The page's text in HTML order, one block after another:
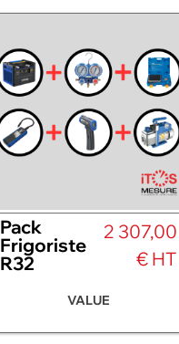
Pack
Frigoriste
R32
2 307,00
€ HT
VALUE